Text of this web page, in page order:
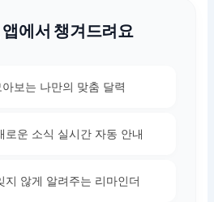
에서 챙겨드려요
보는 나만의 맞춤 달력
로운 소식 실시간 자동 안내
지 않게 알려주는 리마인더